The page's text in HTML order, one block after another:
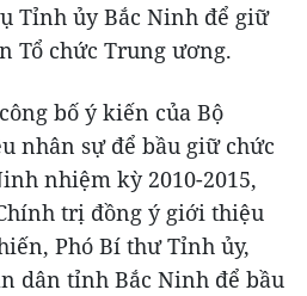
Tỉnh ủy Bắc Ninh để giữ
Tổ chức Trung ương.
bố ý kiến của Bộ
nhân sự để bầu giữ chức
nhiệm kỳ 2010-2015,
trị đồng ý giới thiệu
Phó Bí thư Tỉnh ủy,
dân tỉnh Bắc Ninh để bầu